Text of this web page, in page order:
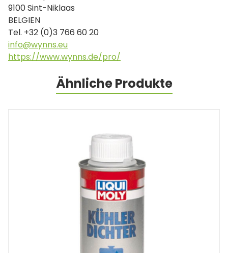
9100 Sint-Niklaas
BELGIEN
Tel. +32 (0)3 766 60 20
info@wynns.eu
https://www.wynns.de/pro/
Ähnliche Produkte